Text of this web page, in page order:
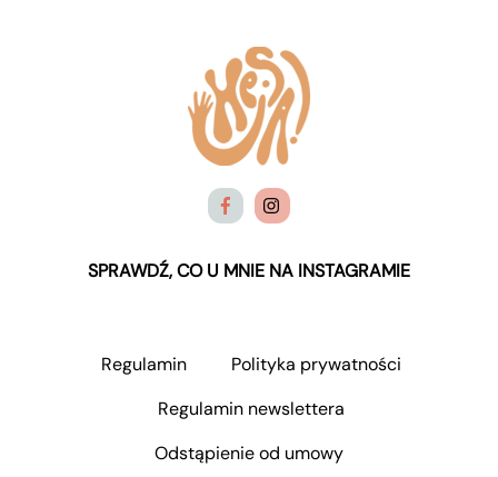
SPRAWDŹ, CO U MNIE NA INSTAGRAMIE
Regulamin
Polityka prywatności
Regulamin newslettera
Odstąpienie od umowy